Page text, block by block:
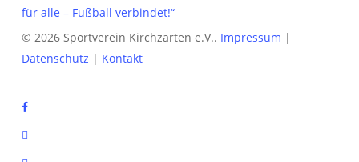
für alle – Fußball verbindet!“
© 2026 Sportverein Kirchzarten e.V.. Impressum |
Datenschutz | Kontakt